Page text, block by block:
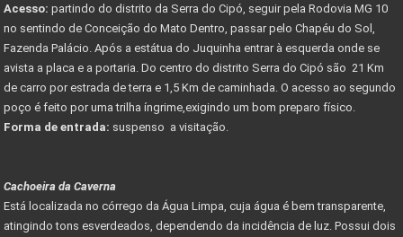
Acesso: partindo do distrito da Serra do Cipó, seguir pela Rodovia MG 10
no sentindo de Conceição do Mato Dentro, passar pelo Chapéu do Sol,
Fazenda Palácio. Após a estátua do Juquinha entrar à esquerda onde se
avista a placa e a portaria. Do centro do distrito Serra do Cipó são 21 Km
de carro por estrada de terra e 1,5 Km de caminhada. O acesso ao segundo
poço é feito por uma trilha íngrime,exigindo um bom preparo físico.
Forma de entrada: suspenso a visitação.
Cachoeira da Caverna
Está localizada no córrego da Água Limpa, cuja água é bem transparente,
atingindo tons esverdeados, dependendo da incidência de luz. Possui dois